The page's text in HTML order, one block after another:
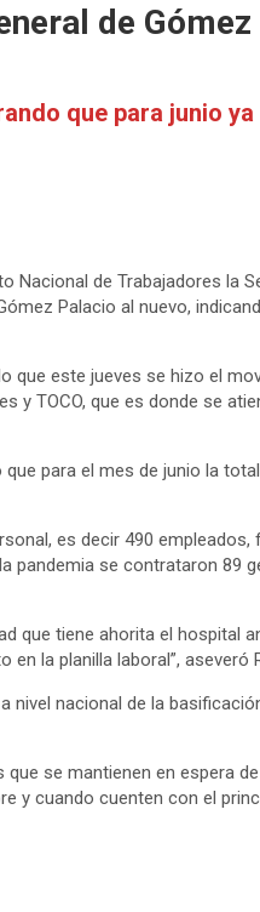
de
que para junio
Nacional de Trabajadores la
Palacio al nuevo,
que este jueves se hizo el
y TOCO, que es donde se
para el mes de junio la
es decir 490 empleados,
pandemia se contrataron 89
que tiene ahorita el hospital
la planilla laboral”, aseveró
nacional de la
se mantienen en espera
y cuando cuenten con el